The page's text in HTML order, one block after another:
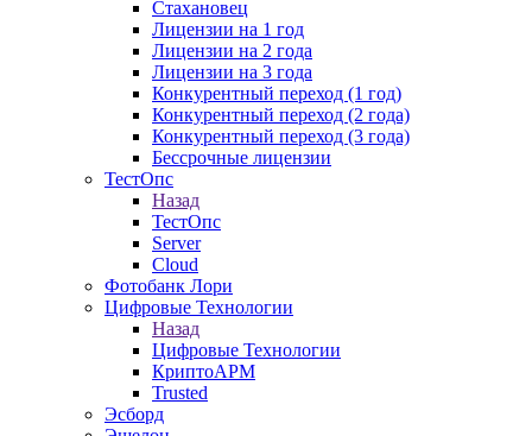
Стахановец
Лицензии на 1 год
Лицензии на 2 года
Лицензии на 3 года
Конкурентный переход (1 год)
Конкурентный переход (2 года)
Конкурентный переход (3 года)
Бессрочные лицензии
ТестОпс
Назад
ТестОпс
Server
Cloud
Фотобанк Лори
Цифровые Технологии
Назад
Цифровые Технологии
КриптоАРМ
Trusted
Эсборд